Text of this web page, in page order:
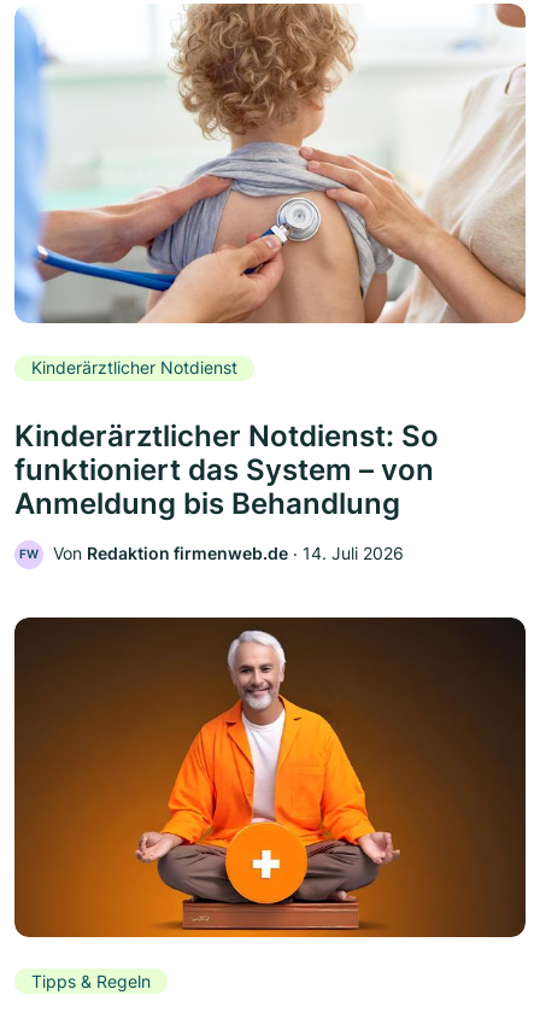
Kinderärztlicher Notdienst
Kinderärztlicher Notdienst: So
funktioniert das System – von
Anmeldung bis Behandlung
FW Von Redaktion firmenweb.de ‧ 14. Juli 2026
Tipps & Regeln